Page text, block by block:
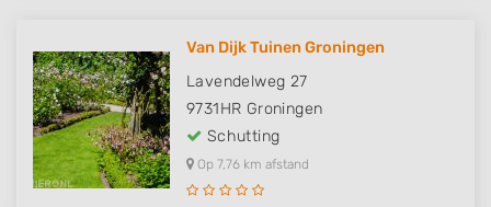
Van Dijk Tuinen Groningen
Lavendelweg 27
9731HR Groningen
Schutting
Op 7,76 km afstand